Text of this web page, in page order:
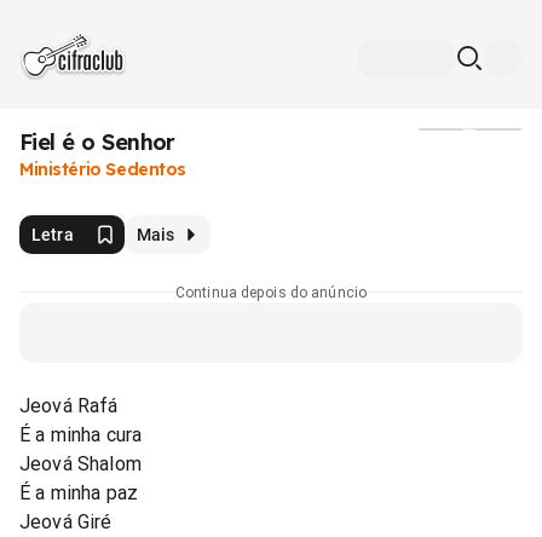
Fiel é o Senhor
Ministério Sedentos
Letra Mais
Continua depois do anúncio
Jeová Rafá
É a minha cura
Jeová Shalom
É a minha paz
Jeová Giré